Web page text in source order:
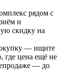
рядом с
и
скидку на
— ищите
где цена ещё не
— до